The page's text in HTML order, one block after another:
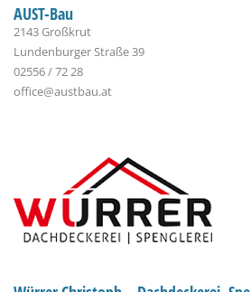
AUST-Bau
2143 Großkrut
Lundenburger Straße 39
02556 / 72 28
office@austbau.at